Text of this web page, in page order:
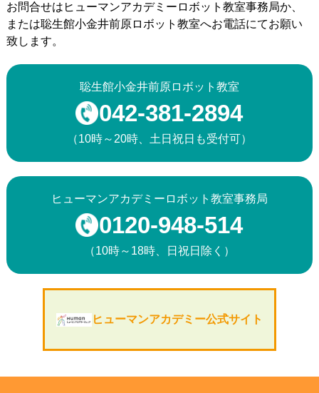
お問合せはヒューマンアカデミーロボット教室事務局か、
または聡生館小金井前原ロボット教室へお電話にてお願い
致します。
聡生館小金井前原ロボット教室
042-381-2894
（10時～20時、土日祝日も受付可）
ヒューマンアカデミーロボット教室事務局
0120-948-514
（10時～18時、日祝日除く）
ヒューマンアカデミー公式サイト